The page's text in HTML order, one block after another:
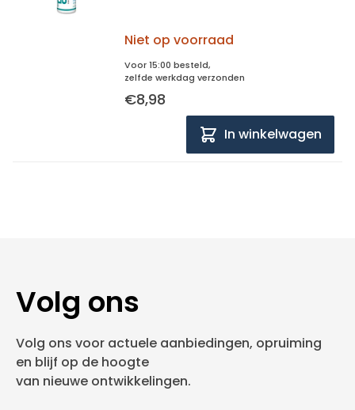
Niet op voorraad
Voor 15:00 besteld,
zelfde werkdag verzonden
€8,98
In winkelwagen
Volg ons
Volg ons voor actuele aanbiedingen, opruiming
en blijf op de hoogte
van nieuwe ontwikkelingen.